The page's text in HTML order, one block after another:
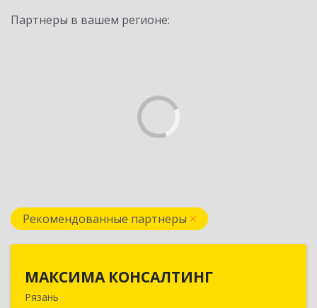
Партнеры в вашем регионе:
Рекомендованные партнеры
МАКСИМА КОНСАЛТИНГ
Рязань
390006, Рязанская обл, г.о.город Рязань, Рязань